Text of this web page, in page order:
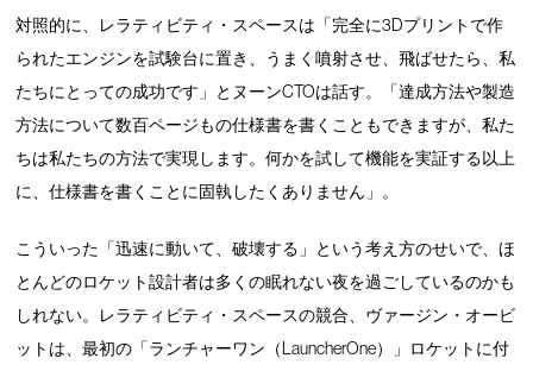
対照的に、レラティビティ・スペースは「完全に3Dプリントで作
られたエンジンを試験台に置き、うまく噴射させ、飛ばせたら、私
たちにとっての成功です」とヌーンCTOは話す。「達成方法や製造
方法について数百ページもの仕様書を書くこともできますが、私た
ちは私たちの方法で実現します。何かを試して機能を実証する以上
に、仕様書を書くことに固執したくありません」。
こういった「迅速に動いて、破壊する」という考え方のせいで、ほ
とんどのロケット設計者は多くの眠れない夜を過ごしているのかも
しれない。レラティビティ・スペースの競合、ヴァージン・オービ
ットは、最初の「ランチャーワン（LauncherOne）」ロケットに付